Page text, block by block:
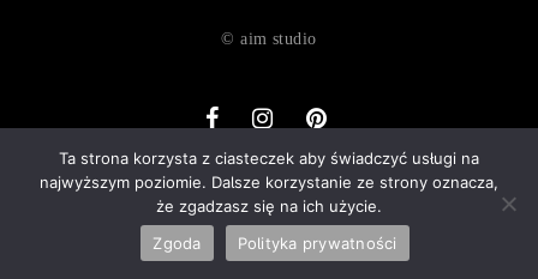
Ta strona korzysta z ciasteczek aby świadczyć usługi na
najwyższym poziomie. Dalsze korzystanie ze strony oznacza,
że zgadzasz się na ich użycie.
Zgoda
Polityka prywatności
© aim studio
o nas dostawa zwroty regulamin
polityka prywatności
kontakt